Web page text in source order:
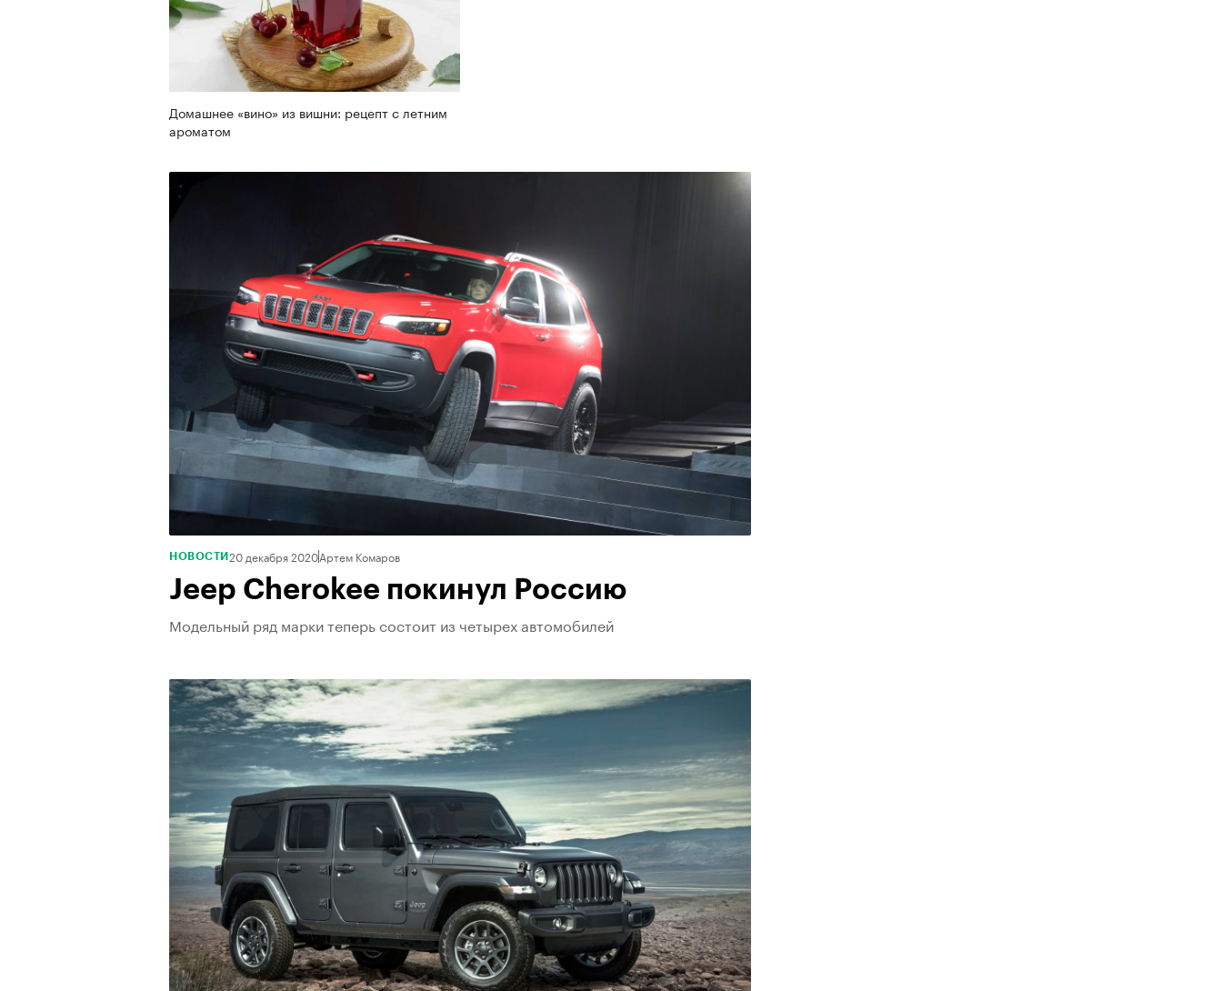
Домашнее «вино» из вишни: рецепт с летним
ароматом
НОВОСТИ 20 декабря 2020Артем Комаров
Jeep Cherokee покинул Россию
Модельный ряд марки теперь состоит из четырех автомобилей